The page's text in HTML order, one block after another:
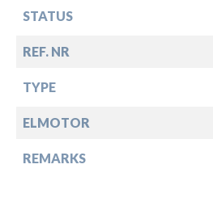
STATUS
REF. NR
TYPE
ELMOTOR
REMARKS